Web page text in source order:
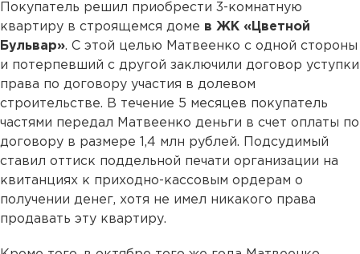
Покупатель решил приобрести 3-комнатную
квартиру в строящемся доме в ЖК «Цветной
Бульвар». С этой целью Матвеенко с одной стороны
и потерпевший с другой заключили договор уступки
права по договору участия в долевом
строительстве. В течение 5 месяцев покупатель
частями передал Матвеенко деньги в счет оплаты по
договору в размере 1,4 млн рублей. Подсудимый
ставил оттиск поддельной печати организации на
квитанциях к приходно-кассовым ордерам о
получении денег, хотя не имел никакого права
продавать эту квартиру.